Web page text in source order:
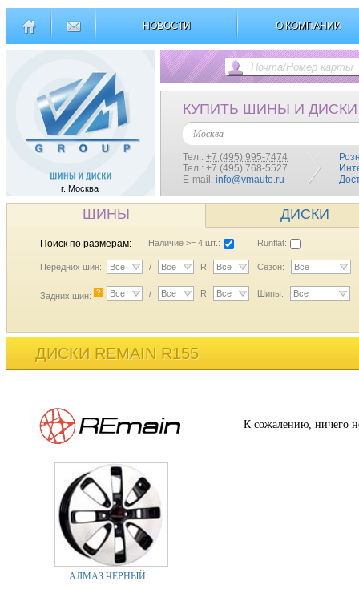
НОВОСТИ О КОМПАНИИ
г. Москва
КУПИТЬ ШИНЫ И ДИСКИ
Москва
Тел.: +7 (495) 995-7474
Тел.: +7 (495) 768-5527
E-mail: info@vmauto.ru
ШИНЫ ДИСКИ
Поиск по размерам: Наличие >= 4 шт.: Runflat:
Передних шин: Все / Все R Все Сезон: Все
Задних шин: ? Все / Все R Все Шипы: Все
ДИСКИ REMAIN R155
АЛМАЗ ЧЕРНЫЙ
К сожалению, ничего